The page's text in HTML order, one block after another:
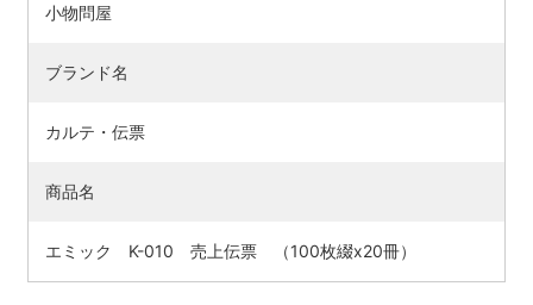
小物問屋
ブランド名
カルテ・伝票
商品名
エミック K-010 売上伝票 （100枚綴x20冊）